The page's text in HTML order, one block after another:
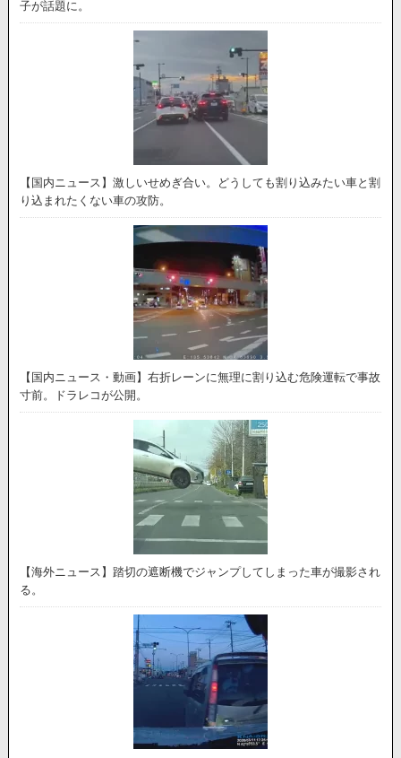
子が話題に。
【国内ニュース】激しいせめぎ合い。どうしても割り込みたい車と割
り込まれたくない車の攻防。
【国内ニュース・動画】右折レーンに無理に割り込む危険運転で事故
寸前。ドラレコが公開。
【海外ニュース】踏切の遮断機でジャンプしてしまった車が撮影され
る。